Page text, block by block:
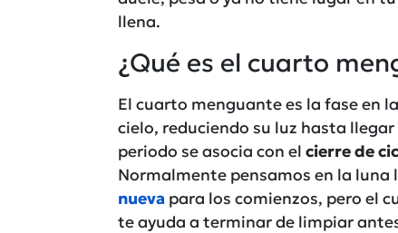
llena.
¿Qué es el cuarto
El cuarto menguante es la fase en
cielo, reduciendo su luz hasta
periodo se asocia con el cierre de
Normalmente pensamos en la
nueva para los comienzos, pero el
te ayuda a terminar de limpiar